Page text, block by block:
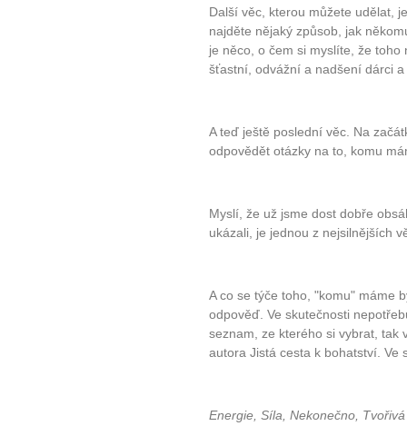
Další věc, kterou můžete udělat,
najděte nějaký způsob, jak
je něco, o čem si myslíte, že
šťastní, odvážní a nadšení dárci
A teď ještě poslední věc. Na
odpovědět otázky na to, komu
Myslí, že už jsme dost dobře
ukázali, je jednou z nejsilnějších
A co se týče toho, "komu" máme
odpověď. Ve skutečnosti
seznam, ze kterého si vybrat, tak
autora Jistá cesta k bohatství. Ve
Energie, Síla, Nekonečno,